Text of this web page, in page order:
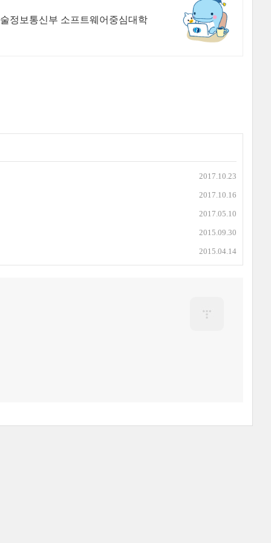
정보통신부 소프트웨어중심대학
2017.10.23
2017.10.16
2017.05.10
2015.09.30
2015.04.14